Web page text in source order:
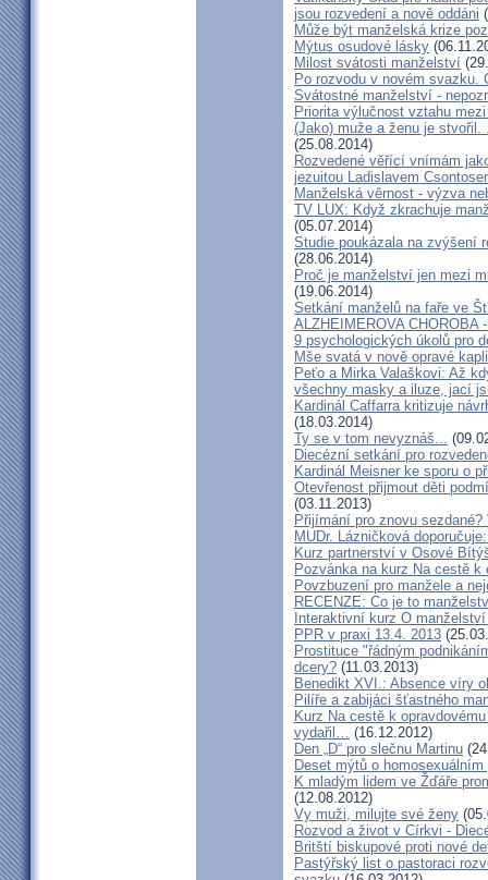
jsou rozvedení a nově oddáni
Může být manželská krize
Mýtus osudové lásky
Milost svátosti manželství
Po rozvodu v novém svazku.
Svátostné manželství -
Priorita výlučnost vztahu
(Jako) muže a ženu je
(25.08.2014)
Rozvedené věřící vnímám
jezuitou Ladislavem
Manželská věrnost - výzva
TV LUX: Když zkrachuje
(05.07.2014)
Studie poukázala na zvýšení
(28.06.2014)
Proč je manželství jen mezi
(19.06.2014)
Setkání manželů na faře ve
ALZHEIMEROVA CHOROBA
9 psychologických úkolů pro
Mše svatá v nově opravé
Peťo a Mirka Valaškovi: Až
všechny masky a iluze, jací
Kardinál Caffarra kritizuje
(18.03.2014)
Ty se v tom nevyznáš...
Diecézní setkání pro
Kardinál Meisner ke sporu o
Otevřenost přijmout děti
(03.11.2013)
Přijímání pro znovu
MUDr. Lázničková
Kurz partnerství v Osové
Pozvánka na kurz Na cestě k
Povzbuzení pro manžele a
RECENZE: Co je to
Interaktivní kurz O
PPR v praxi 13.4. 2013
Prostituce "řádným
dcery? (11.03.2013)
Benedikt XVI.: Absence víry
Pilíře a zabijáci šťastného
Kurz Na cestě k
vydařil… (16.12.2012)
Den „D“ pro slečnu Martinu
Deset mýtů o homosexuálním
K mladým lidem ve Žďáře
(12.08.2012)
Vy muži, milujte své ženy
Rozvod a život v Církvi -
Britští biskupové proti nové
Pastýřský list o pastoraci